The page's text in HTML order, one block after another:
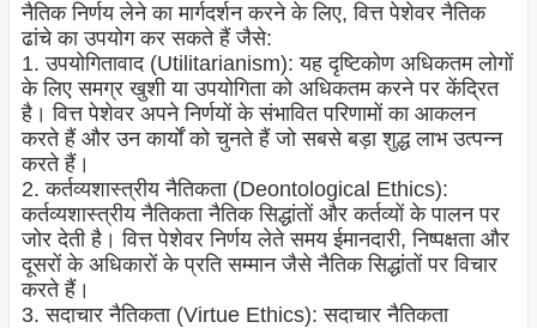
नैतिक निर्णय लेने का मार्गदर्शन करने के लिए, वित्त पेशेवर नैतिक
ढांचे का उपयोग कर सकते हैं जैसे:
1. उपयोगितावाद (Utilitarianism): यह दृष्टिकोण अधिकतम लोगों
के लिए समग्र खुशी या उपयोगिता को अधिकतम करने पर केंद्रित
है। वित्त पेशेवर अपने निर्णयों के संभावित परिणामों का आकलन
करते हैं और उन कार्यों को चुनते हैं जो सबसे बड़ा शुद्ध लाभ उत्पन्न
करते हैं।
2. कर्तव्यशास्त्रीय नैतिकता (Deontological Ethics):
कर्तव्यशास्त्रीय नैतिकता नैतिक सिद्धांतों और कर्तव्यों के पालन पर
जोर देती है। वित्त पेशेवर निर्णय लेते समय ईमानदारी, निष्पक्षता और
दूसरों के अधिकारों के प्रति सम्मान जैसे नैतिक सिद्धांतों पर विचार
करते हैं।
3. सदाचार नैतिकता (Virtue Ethics): सदाचार नैतिकता